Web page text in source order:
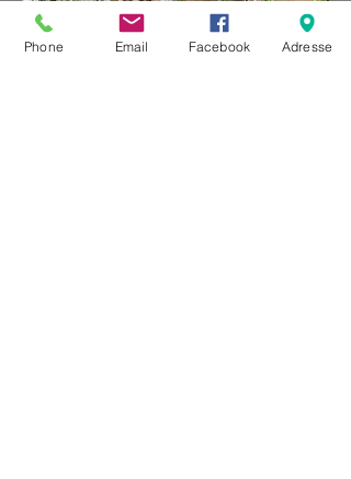
Phone Email Facebook Adresse